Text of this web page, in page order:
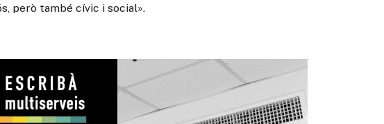
però també cívic i social».